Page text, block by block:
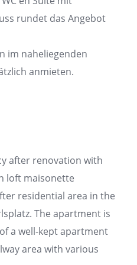
rundet das Angebot
im naheliegenden
anmieten.
after renovation with
loft maisonette
residential area in the
The apartment is
a well-kept apartment
area with various